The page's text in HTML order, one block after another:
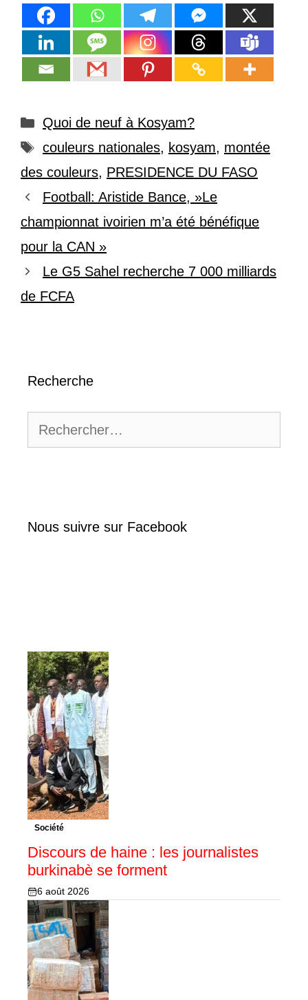
Catégories
Quoi de neuf à Kosyam?
Étiquettes
couleurs nationales, kosyam, montée
des couleurs, PRESIDENCE DU FASO
Football: Aristide Bance, »Le
championnat ivoirien m’a été bénéfique
pour la CAN »
Le G5 Sahel recherche 7 000 milliards
de FCFA
Recherche
Nous suivre sur Facebook
Société
Discours de haine : les journalistes
burkinabè se forment
6 août 2026